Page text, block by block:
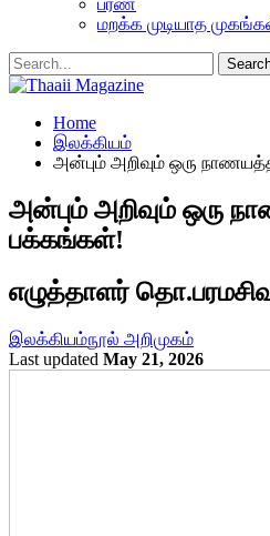
பரண்
மறக்க முடியாத
Home
இலக்கியம்
அன்பும் அறிவும் ஒரு
அன்பும் அறிவும் ஒரு
பக்கங்கள்!
எழுத்தாளர்
இலக்கியம்நூல் அறிமுகம்
Last updated May 21, 2026